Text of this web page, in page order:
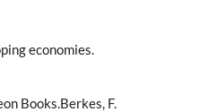
economies.
Books.Berkes, F.